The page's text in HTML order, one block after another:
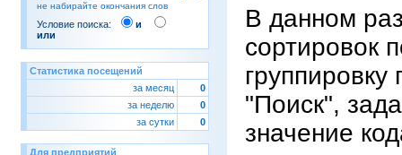
не набирайте окончания слов
Условие поиска:
и
или
Статистика посещений
за месяц
0
за неделю
0
за сутки
0
Для предприятий
В данном
сортировок
"Поиск",
значение